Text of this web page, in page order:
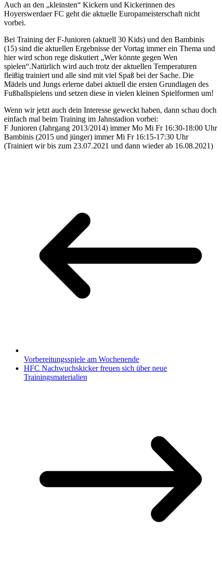
Auch an den „kleinsten“ Kickern und Kickerinnen des
Hoyerswerdaer FC geht die aktuelle Europameisterschaft nicht
vorbei.
Bei Training der F-Junioren (aktuell 30 Kids) und den Bambinis
(15) sind die aktuellen Ergebnisse der Vortag immer ein Thema und
hier wird schon rege diskutiert „Wer könnte gegen Wen
spielen“.Natürlich wird auch trotz der aktuellen Temperaturen
fleißig trainiert und alle sind mit viel Spaß bei der Sache. Die
Mädels und Jungs erlerne dabei aktuell die ersten Grundlagen des
Fußballspielens und setzen diese in vielen kleinen Spielformen um!
Wenn wir jetzt auch dein Interesse geweckt haben, dann schau doch
einfach mal beim Training im Jahnstadion vorbei:
F Junioren (Jahrgang 2013/2014) immer Mo Mi Fr 16:30-18:00 Uhr
Bambinis (2015 und jünger) immer Mi Fr 16:15-17:30 Uhr
(Trainiert wir bis zum 23.07.2021 und dann wieder ab 16.08.2021)
Vorbereitungsspiele am Wochenende
HFC Nachwuchskicker freuen sich über neue
Trainingsmaterialien